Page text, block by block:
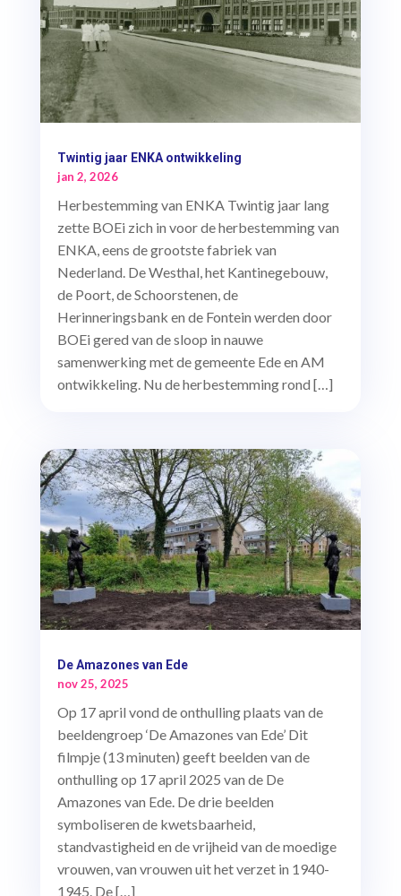
Twintig jaar ENKA ontwikkeling
jan 2, 2026
Herbestemming van ENKA Twintig jaar lang
zette BOEi zich in voor de herbestemming van
ENKA, eens de grootste fabriek van
Nederland. De Westhal, het Kantinegebouw,
de Poort, de Schoorstenen, de
Herinneringsbank en de Fontein werden door
BOEi gered van de sloop in nauwe
samenwerking met de gemeente Ede en AM
ontwikkeling. Nu de herbestemming rond […]
De Amazones van Ede
nov 25, 2025
Op 17 april vond de onthulling plaats van de
beeldengroep ‘De Amazones van Ede’ Dit
filmpje (13 minuten) geeft beelden van de
onthulling op 17 april 2025 van de De
Amazones van Ede. De drie beelden
symboliseren de kwetsbaarheid,
standvastigheid en de vrijheid van de moedige
vrouwen, van vrouwen uit het verzet in 1940-
1945. De […]